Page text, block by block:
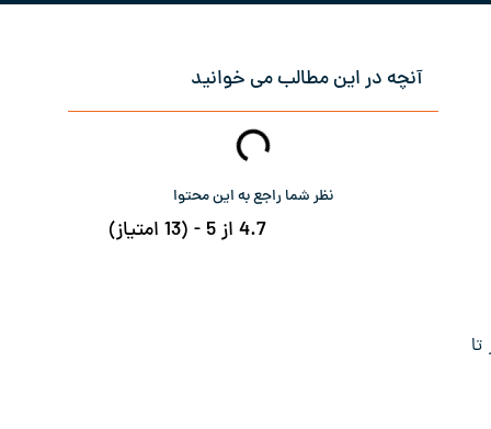
آنچه در این مطالب می خوانید
نظر شما راجع به این محتوا
4.7 از 5 - (13 امتیاز)